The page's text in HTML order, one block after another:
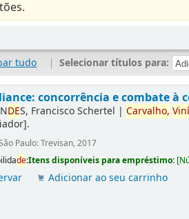
tudo | Selecionar títulos para:
concorrência e combate à
DES, Francisco Schertel |Carvalho,
.
Paulo: Trevisan, 2017
de:Itens disponíveis para empréstimo: [
Adicionar ao seu carrinho